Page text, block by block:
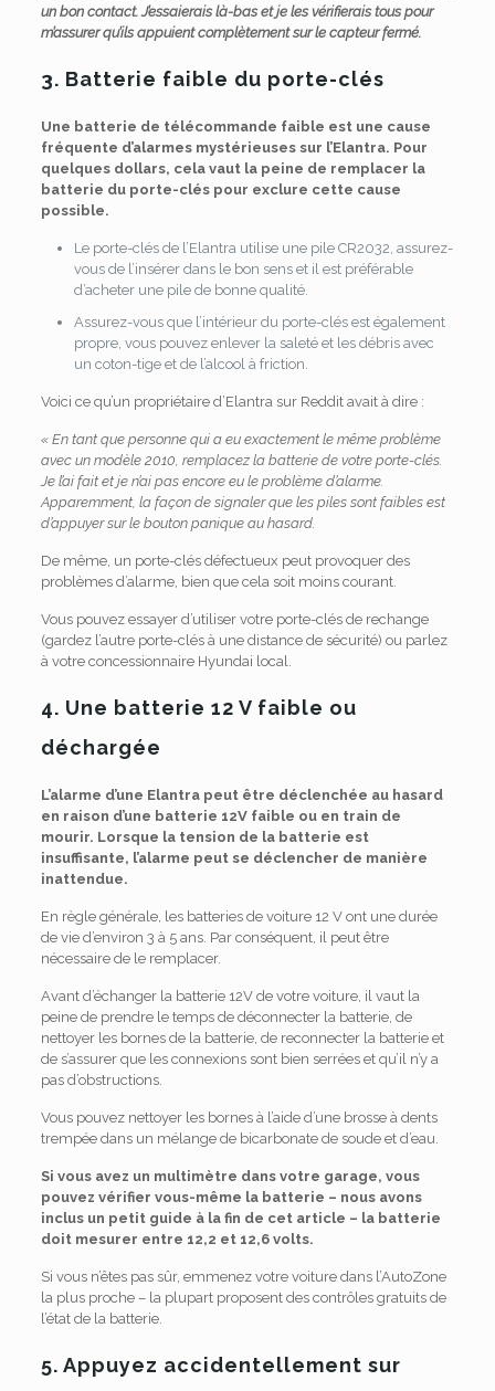
un bon contact. J’essaierais là-bas et je les vérifierais tous pour
m’assurer qu’ils appuient complètement sur le capteur fermé.
3. Batterie faible du porte-clés
Une batterie de télécommande faible est une cause
fréquente d’alarmes mystérieuses sur l’Elantra. Pour
quelques dollars, cela vaut la peine de remplacer la
batterie du porte-clés pour exclure cette cause
possible.
Le porte-clés de l’Elantra utilise une pile CR2032, assurez-
vous de l’insérer dans le bon sens et il est préférable
d’acheter une pile de bonne qualité.
Assurez-vous que l’intérieur du porte-clés est également
propre, vous pouvez enlever la saleté et les débris avec
un coton-tige et de l’alcool à friction.
Voici ce qu’un propriétaire d’Elantra sur Reddit avait à dire :
« En tant que personne qui a eu exactement le même problème
avec un modèle 2010, remplacez la batterie de votre porte-clés.
Je l’ai fait et je n’ai pas encore eu le problème d’alarme.
Apparemment, la façon de signaler que les piles sont faibles est
d’appuyer sur le bouton panique au hasard.
De même, un porte-clés défectueux peut provoquer des
problèmes d’alarme, bien que cela soit moins courant.
Vous pouvez essayer d’utiliser votre porte-clés de rechange
(gardez l’autre porte-clés à une distance de sécurité) ou parlez
à votre concessionnaire Hyundai local.
4. Une batterie 12 V faible ou
déchargée
L’alarme d’une Elantra peut être déclenchée au hasard
en raison d’une batterie 12V faible ou en train de
mourir. Lorsque la tension de la batterie est
insuffisante, l’alarme peut se déclencher de manière
inattendue.
En règle générale, les batteries de voiture 12 V ont une durée
de vie d’environ 3 à 5 ans. Par conséquent, il peut être
nécessaire de le remplacer.
Avant d’échanger la batterie 12V de votre voiture, il vaut la
peine de prendre le temps de déconnecter la batterie, de
nettoyer les bornes de la batterie, de reconnecter la batterie et
de s’assurer que les connexions sont bien serrées et qu’il n’y a
pas d’obstructions.
Vous pouvez nettoyer les bornes à l’aide d’une brosse à dents
trempée dans un mélange de bicarbonate de soude et d’eau.
Si vous avez un multimètre dans votre garage, vous
pouvez vérifier vous-même la batterie – nous avons
inclus un petit guide à la fin de cet article – la batterie
doit mesurer entre 12,2 et 12,6 volts.
Si vous n’êtes pas sûr, emmenez votre voiture dans l’AutoZone
la plus proche – la plupart proposent des contrôles gratuits de
l’état de la batterie.
5. Appuyez accidentellement sur